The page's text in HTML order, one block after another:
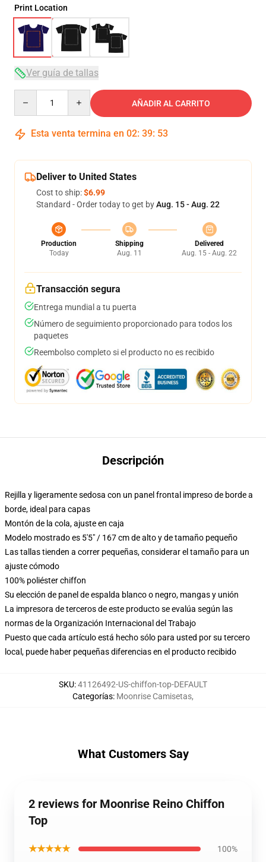
Print Location
Ver guía de tallas
AÑADIR AL CARRITO
Esta venta termina en 02: 39: 53
Deliver to United States
Cost to ship:$6.99
Standard - Order today to get byAug. 15 - Aug. 22
Production
Today
Shipping
Aug. 11
Delivered
Aug. 15 - Aug. 22
Transacción segura
Entrega mundial a tu puerta
Número de seguimiento proporcionado para todos los
paquetes
Reembolso completo si el producto no es recibido
Descripción
Rejilla y ligeramente sedosa con un panel frontal impreso de borde a
borde, ideal para capas
Montón de la cola, ajuste en caja
Modelo mostrado es 5'5" / 167 cm de alto y de tamaño pequeño
Las tallas tienden a correr pequeñas, considerar el tamaño para un
ajuste cómodo
100% poliéster chiffon
Su elección de panel de espalda blanco o negro, mangas y unión
La impresora de terceros de este producto se evalúa según las
normas de la Organización Internacional del Trabajo
Puesto que cada artículo está hecho sólo para usted por su tercero
local, puede haber pequeñas diferencias en el producto recibido
SKU:41126492-US-chiffon-top-DEFAULT
Categorías: Moonrise Camisetas,
What Customers Say
2 reviews for Moonrise Reino Chiffon
Top
★★★★★ 100%